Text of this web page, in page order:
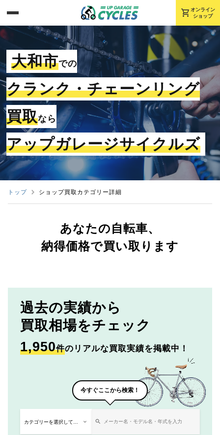
shopping_cart オンライン
ショップ
大和市での
クランク・チェーンリング
買取なら
アップガレージサイクルズ
トップ ショップ買取カテゴリー詳細
あなたの自転車、
納得価格で買い取ります
過去の実績から
買取相場をチェック
1,950件のリアルな買取実績を掲載中！
今すぐここから検索！